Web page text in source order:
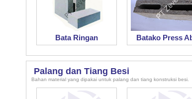
Bata Ringan Batako Press
Palang dan Tiang Besi
Bahan material yang dipakai untuk palang dan tiang konstruksi besi.